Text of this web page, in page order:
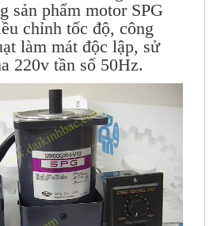
là một trong số các
sản phẩm motor SPG
chỉnh tốc độ, công
làm mát độc lập, sử
220v tần số 50Hz.